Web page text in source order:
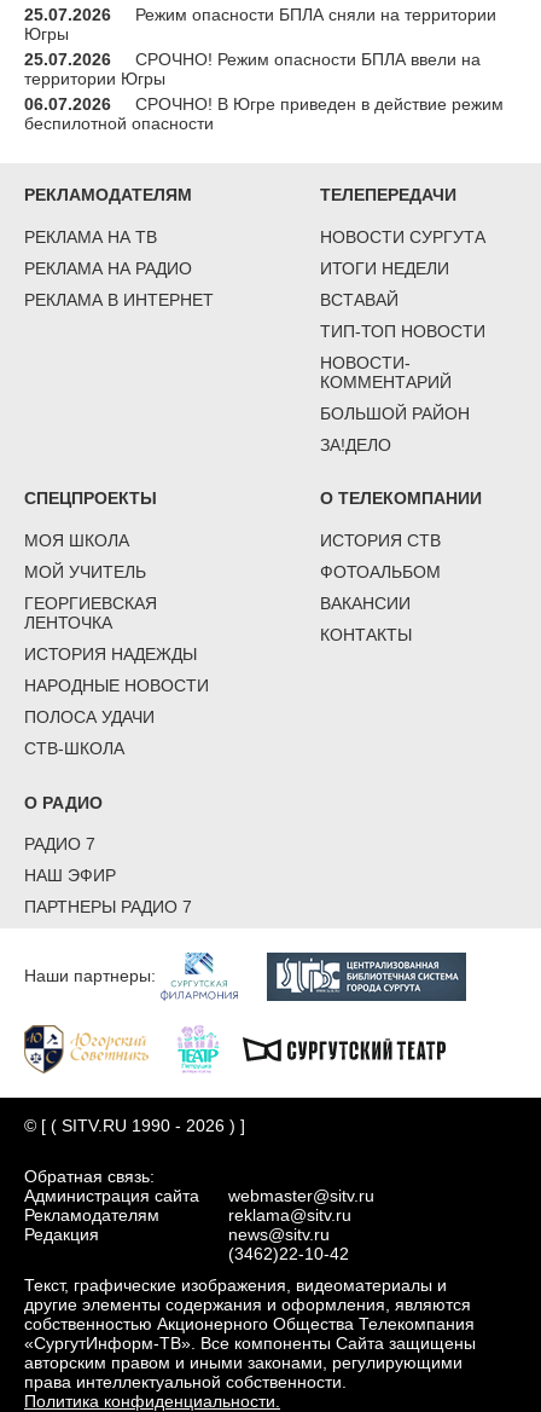
25.07.2026
Режим опасности БПЛА сняли на территории
Югры
25.07.2026
СРОЧНО! Режим опасности БПЛА ввели на
территории Югры
06.07.2026
СРОЧНО! В Югре приведен в действие режим
беспилотной опасности
РЕКЛАМОДАТЕЛЯМ
РЕКЛАМА НА ТВ
РЕКЛАМА НА РАДИО
РЕКЛАМА В ИНТЕРНЕТ
ТЕЛЕПЕРЕДАЧИ
НОВОСТИ СУРГУТА
ИТОГИ НЕДЕЛИ
ВСТАВАЙ
ТИП-ТОП НОВОСТИ
НОВОСТИ-
КОММЕНТАРИЙ
БОЛЬШОЙ РАЙОН
ЗА!ДЕЛО
СПЕЦПРОЕКТЫ
МОЯ ШКОЛА
МОЙ УЧИТЕЛЬ
ГЕОРГИЕВСКАЯ
ЛЕНТОЧКА
ИСТОРИЯ НАДЕЖДЫ
НАРОДНЫЕ НОВОСТИ
ПОЛОСА УДАЧИ
СТВ-ШКОЛА
О ТЕЛЕКОМПАНИИ
ИСТОРИЯ СТВ
ФОТОАЛЬБОМ
ВАКАНСИИ
КОНТАКТЫ
О РАДИО
РАДИО 7
НАШ ЭФИР
ПАРТНЕРЫ РАДИО 7
Наши партнеры:
© [ ( SITV.RU 1990 - 2026 ) ]
Обратная связь:
Администрация сайта
Рекламодателям
Редакция
webmaster@sitv.ru
reklama@sitv.ru
news@sitv.ru
(3462)22-10-42
Текст, графические изображения, видеоматериалы и
другие элементы содержания и оформления, являются
собственностью Акционерного Общества Телекомпания
«СургутИнформ-ТВ». Все компоненты Сайта защищены
авторским правом и иными законами, регулирующими
права интеллектуальной собственности.
Политика конфиденциальности.